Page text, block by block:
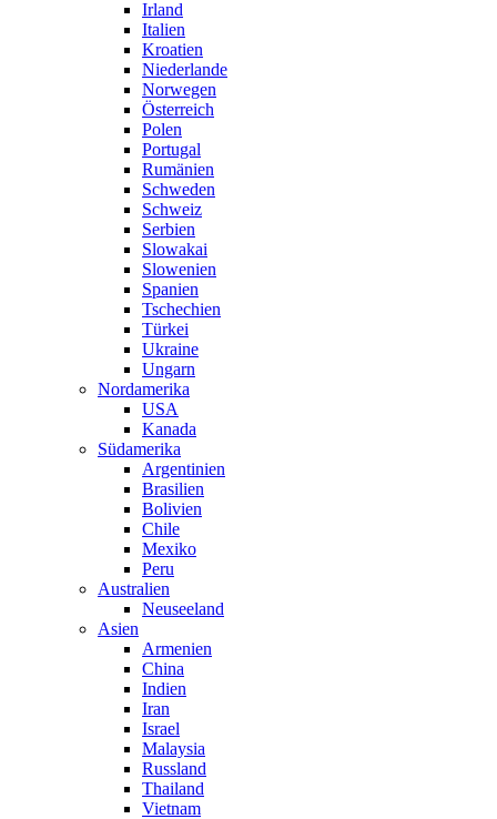
Irland
Italien
Kroatien
Niederlande
Norwegen
Österreich
Polen
Portugal
Rumänien
Schweden
Schweiz
Serbien
Slowakai
Slowenien
Spanien
Tschechien
Türkei
Ukraine
Ungarn
Nordamerika
USA
Kanada
Südamerika
Argentinien
Brasilien
Bolivien
Chile
Mexiko
Peru
Australien
Neuseeland
Asien
Armenien
China
Indien
Iran
Israel
Malaysia
Russland
Thailand
Vietnam